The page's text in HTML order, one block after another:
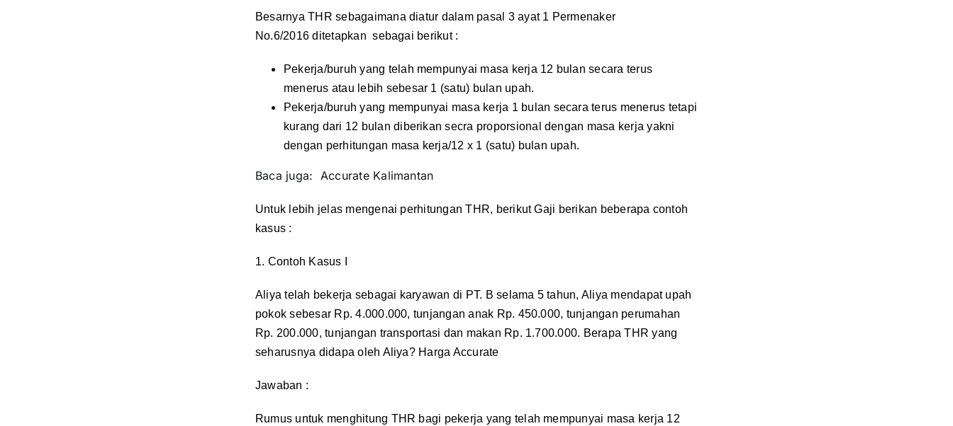
Besarnya THR sebagaimana diatur dalam pasal 3 ayat 1 Permenaker
No.6/2016 ditetapkan sebagai berikut :
Pekerja/buruh yang telah mempunyai masa kerja 12 bulan secara terus
menerus atau lebih sebesar 1 (satu) bulan upah.
Pekerja/buruh yang mempunyai masa kerja 1 bulan secara terus menerus tetapi
kurang dari 12 bulan diberikan secra proporsional dengan masa kerja yakni
dengan perhitungan masa kerja/12 x 1 (satu) bulan upah.
Baca juga: Accurate Kalimantan
Untuk lebih jelas mengenai perhitungan THR, berikut Gaji berikan beberapa contoh
kasus :
1. Contoh Kasus I
Aliya telah bekerja sebagai karyawan di PT. B selama 5 tahun, Aliya mendapat upah
pokok sebesar Rp. 4.000.000, tunjangan anak Rp. 450.000, tunjangan perumahan
Rp. 200.000,tunjangan transportasi dan makan Rp. 1.700.000. Berapa THR yang
seharusnya didapa oleh Aliya? Harga Accurate
Jawaban :
Rumus untuk menghitung THR bagi pekerja yang telah mempunyai masa kerja 12